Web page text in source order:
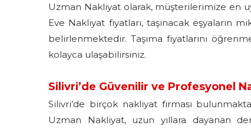
Uzman Nakliyat olarak, müşterilerimize en
Eve Nakliyat fiyatları, taşınacak eşyaların
belirlenmektedir. Taşıma fiyatlarını
kolayca ulaşabilirsiniz.
Silivri’de Güvenilir ve Profesyonel
Silivri’de birçok nakliyat firması
Uzman Nakliyat, uzun yıllara dayanan